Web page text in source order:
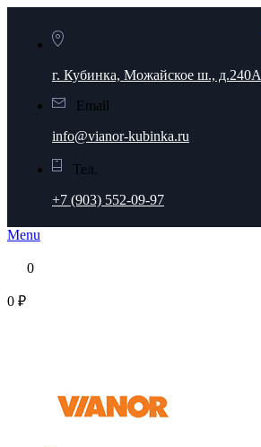
г. Кубинка, Можайское ш., д.240А
Email
info@vianor-kubinka.ru
Тел.
+7 (903) 552-09-97
Menu
0
0 ₽